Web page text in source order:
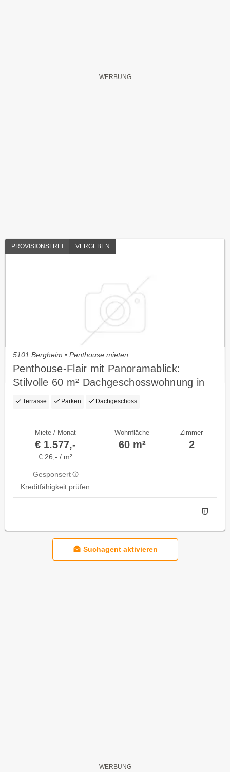
PROVISIONSFREI VERGEBEN
5101 Bergheim • Penthouse mieten
Penthouse-Flair mit Panoramablick:
Stilvolle 60 m² Dachgeschosswohnung in
Bergheim.
Terrasse Parken Dachgeschoss
Miete / Monat
€ 1.577,-
€ 26,- / m²
Gesponsert
Kreditfähigkeit prüfen
Wohnfläche
60 m²
Zimmer
2
Suchagent aktivieren